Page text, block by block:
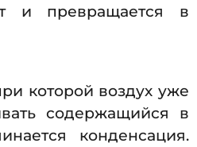
и превращается в
которой воздух уже
содержащийся в
конденсация.